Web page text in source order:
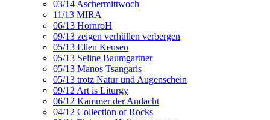
03/14 Aschermittwoch
11/13 MIRA
06/13 HornroH
09/13 zeigen verhüllen verbergen
05/13 Ellen Keusen
05/13 Seline Baumgartner
05/13 Manos Tsangaris
05/13 trotz Natur und Augenschein
09/12 Art is Liturgy
06/12 Kammer der Andacht
04/12 Collection of Rocks